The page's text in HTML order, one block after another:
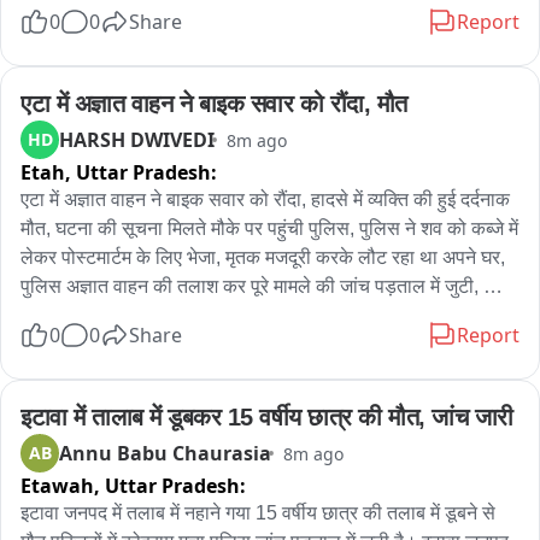
हादसे की सूचना मिलने पर पुलिस मौके पर पहुंची और जांच शुरू कर दी।
गाड़ी चालक असंध की ओर जा रहा था; दोनों का एक्सीडेंट हो गया। मृतक
के शव को कब्जे में लेकर मामले की जांच शुरू कर दी गई है।
0 0 Share Report
एटा में अज्ञात वाहन ने बाइक सवार को रौंदा, मौत
HD HARSH DWIVEDI 8m ago
Etah, Uttar Pradesh:
एटा में अज्ञात वाहन ने बाइक सवार को रौंदा, हादसे में व्यक्ति की हुई दर्दनाक
मौत, घटना की सूचना मिलते मौके पर पहुंची पुलिस, पुलिस ने शव को कब्जे में
लेकर पोस्टमार्टम के लिए भेजा, मृतक मजदूरी करके लौट रहा था अपने घर,
पुलिस अज्ञात वाहन की तलाश कर पूरे मामले की जांच पड़ताल में जुटी, थाना
0 0 Share Report
इटावा में तालाब में डूबकर 15 वर्षीय छात्र की मौत, जांच जारी
AB Annu Babu Chaurasia 8m ago
Etawah, Uttar Pradesh:
इटावा जनपद में तलाब में नहाने गया 15 वर्षीय छात्र की तलाब में डूबने से